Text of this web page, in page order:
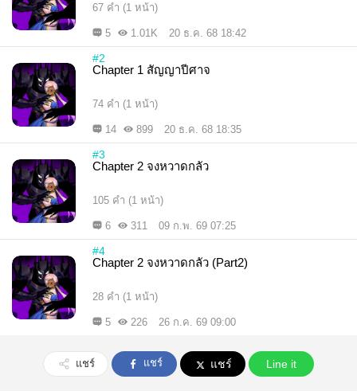
67 คำ (1 หน้า)
5 1.01K 20 ธ.ค. 68 18:42
#2
Chapter 1 สัญญาปีศาจ
74 คำ (1 หน้า)
14 899 20 ธ.ค. 68 18:35
#3
Chapter 2 จงหวาดกลัว
105 คำ (1 หน้า)
6 311 09 ก.พ. 69 07:25
#4
Chapter 2 จงหวาดกลัว (Part2)
28 คำ (1 หน้า)
5 226 26 ก.ค. 69 09:00
แชร์ แชร์ แชร์ Line it